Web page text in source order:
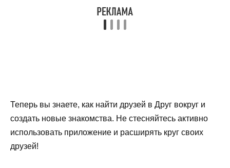
Теперь вы знаете, как найти друзей в Друг вокруг и
создать новые знакомства. Не стесняйтесь активно
использовать приложение и расширять круг своих
друзей!